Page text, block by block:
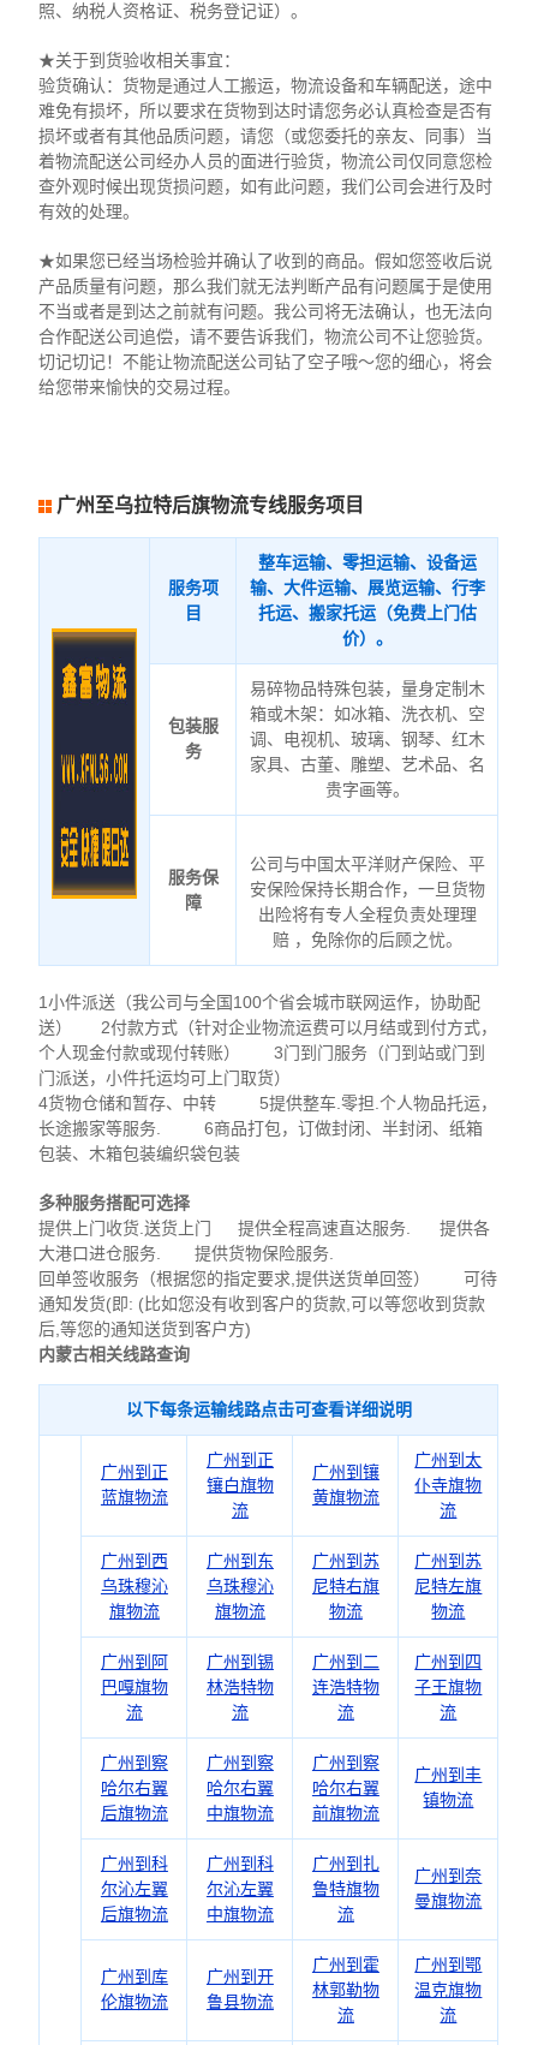
照、纳税人资格证、税务登记证）。
★关于到货验收相关事宜：
验货确认：货物是通过人工搬运，物流设备和车辆配送，途中
难免有损坏，所以要求在货物到达时请您务必认真检查是否有
损坏或者有其他品质问题，请您（或您委托的亲友、同事）当
着物流配送公司经办人员的面进行验货，物流公司仅同意您检
查外观时候出现货损问题，如有此问题，我们公司会进行及时
有效的处理。
★如果您已经当场检验并确认了收到的商品。假如您签收后说
产品质量有问题，那么我们就无法判断产品有问题属于是使用
不当或者是到达之前就有问题。我公司将无法确认，也无法向
合作配送公司追偿，请不要告诉我们，物流公司不让您验货。
切记切记！不能让物流配送公司钻了空子哦～您的细心，将会
给您带来愉快的交易过程。
广州至乌拉特后旗物流专线服务项目
服务项
目
整车运输、零担运输、设备运
输、大件运输、展览运输、行李
托运、搬家托运（免费上门估
价）。
包装服
务
易碎物品特殊包装，量身定制木
箱或木架：如冰箱、洗衣机、空
调、电视机、玻璃、钢琴、红木
家具、古董、雕塑、艺术品、名
贵字画等。
服务保
障
公司与中国太平洋财产保险、平
安保险保持长期合作，一旦货物
出险将有专人全程负责处理理
赔 ，免除你的后顾之忧。
1小件派送（我公司与全国100个省会城市联网运作，协助配
送） 2付款方式（针对企业物流运费可以月结或到付方式，
个人现金付款或现付转账） 3门到门服务（门到站或门到
门派送，小件托运均可上门取货）
4货物仓储和暂存、中转 5提供整车.零担.个人物品托运，
长途搬家等服务. 6商品打包，订做封闭、半封闭、纸箱
包装、木箱包装编织袋包装
多种服务搭配可选择
提供上门收货.送货上门 提供全程高速直达服务. 提供各
大港口进仓服务. 提供货物保险服务.
回单签收服务（根据您的指定要求,提供送货单回签） 可待
通知发货(即: (比如您没有收到客户的货款,可以等您收到货款
后,等您的通知送货到客户方)
内蒙古相关线路查询
以下每条运输线路点击可查看详细说明
广州到正
蓝旗物流
广州到正
镶白旗物
流
广州到镶
黄旗物流
广州到太
仆寺旗物
流
广州到西
乌珠穆沁
旗物流
广州到东
乌珠穆沁
旗物流
广州到苏
尼特右旗
物流
广州到苏
尼特左旗
物流
广州到阿
巴嘎旗物
流
广州到锡
林浩特物
流
广州到二
连浩特物
流
广州到四
子王旗物
流
广州到察
哈尔右翼
后旗物流
广州到察
哈尔右翼
中旗物流
广州到察
哈尔右翼
前旗物流
广州到丰
镇物流
广州到科
尔沁左翼
后旗物流
广州到科
尔沁左翼
中旗物流
广州到扎
鲁特旗物
流
广州到奈
曼旗物流
广州到库
伦旗物流
广州到开
鲁县物流
广州到霍
林郭勒物
流
广州到鄂
温克旗物
流